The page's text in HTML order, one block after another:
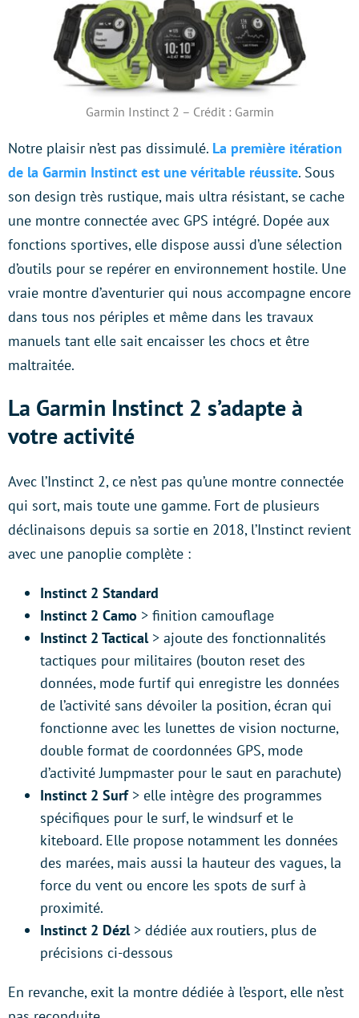
Garmin Instinct 2 – Crédit : Garmin
Notre plaisir n’est pas dissimulé. La première itération
de la Garmin Instinct est une véritable réussite. Sous
son design très rustique, mais ultra résistant, se cache
une montre connectée avec GPS intégré. Dopée aux
fonctions sportives, elle dispose aussi d’une sélection
d’outils pour se repérer en environnement hostile. Une
vraie montre d’aventurier qui nous accompagne encore
dans tous nos périples et même dans les travaux
manuels tant elle sait encaisser les chocs et être
maltraitée.
La Garmin Instinct 2 s’adapte à
votre activité
Avec l’Instinct 2, ce n’est pas qu’une montre connectée
qui sort, mais toute une gamme. Fort de plusieurs
déclinaisons depuis sa sortie en 2018, l’Instinct revient
avec une panoplie complète :
Instinct 2 Standard
Instinct 2 Camo > finition camouflage
Instinct 2 Tactical> ajoute des fonctionnalités
tactiques pour militaires (bouton reset des
données, mode furtif qui enregistre les données
de l’activité sans dévoiler la position, écran qui
fonctionne avec les lunettes de vision nocturne,
double format de coordonnées GPS, mode
d’activité Jumpmaster pour le saut en parachute)
Instinct 2 Surf> elle intègre des programmes
spécifiques pour le surf, le windsurf et le
kiteboard. Elle propose notamment les données
des marées, mais aussi la hauteur des vagues, la
force du vent ou encore les spots de surf à
proximité.
Instinct 2 Dézl> dédiée aux routiers, plus de
précisions ci-dessous
En revanche, exit la montre dédiée à l’esport, elle n’est